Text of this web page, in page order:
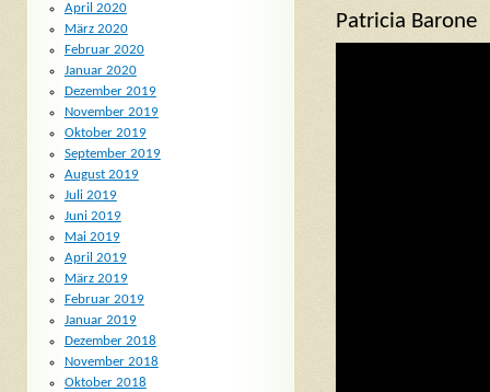
Patricia Barone
April 2020
März 2020
Februar 2020
Januar 2020
Dezember 2019
November 2019
Oktober 2019
September 2019
August 2019
Juli 2019
Juni 2019
Mai 2019
April 2019
März 2019
Februar 2019
Januar 2019
Dezember 2018
November 2018
Oktober 2018